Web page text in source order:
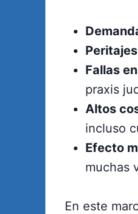
Fallas
praxis
Altos
incluso
Efecto
muchas
En este